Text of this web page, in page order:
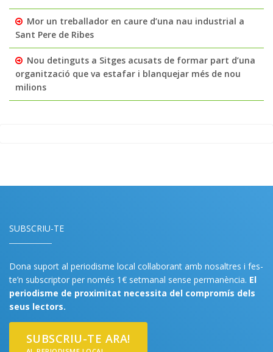
Mor un treballador en caure d’una nau industrial a
Sant Pere de Ribes
Nou detinguts a Sitges acusats de formar part d’una
organització que va estafar i blanquejar més de nou
milions
SUBSCRIU-TE
Dona suport al periodisme local col·laborant amb nosaltres i fes-
te’n subscriptor per només 1€ setmanal sense permanència. El
periodisme de proximitat necessita del compromís dels
seus lectors.
SUBSCRIU-TE ARA!